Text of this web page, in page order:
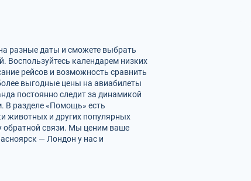
разные даты и сможете выбрать
Воспользуйтесь календарем низких
рейсов и возможность сравнить
выгодные цены на авиабилеты
постоянно следит за динамикой
В разделе «Помощь» есть
животных и других популярных
обратной связи. Мы ценим ваше
— Лондон у нас и